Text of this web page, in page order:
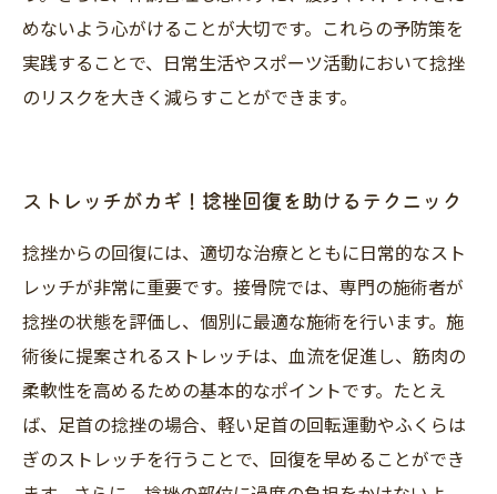
めないよう心がけることが大切です。これらの予防策を
実践することで、日常生活やスポーツ活動において捻挫
のリスクを大きく減らすことができます。
ストレッチがカギ！捻挫回復を助けるテクニック
捻挫からの回復には、適切な治療とともに日常的なスト
レッチが非常に重要です。接骨院では、専門の施術者が
捻挫の状態を評価し、個別に最適な施術を行います。施
術後に提案されるストレッチは、血流を促進し、筋肉の
柔軟性を高めるための基本的なポイントです。たとえ
ば、足首の捻挫の場合、軽い足首の回転運動やふくらは
ぎのストレッチを行うことで、回復を早めることができ